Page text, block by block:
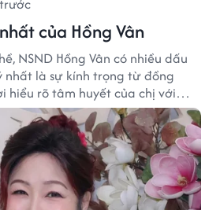
của Hồng Vân
NSND Hồng Vân có nhiều dấu
nhất là sự kính trọng từ đồng
hiểu rõ tâm huyết của chị với